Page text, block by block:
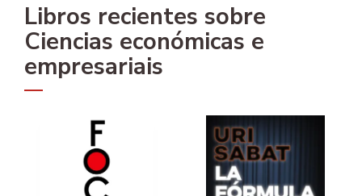
Libros recientes sobre
Ciencias económicas e
empresariais